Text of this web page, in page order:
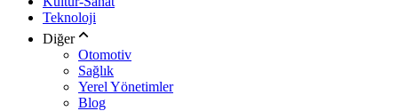
Teknoloji
Diğer
Otomotiv
Sağlık
Yerel Yönetimler
Blog